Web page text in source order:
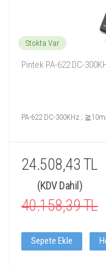
Stokta Var
Pintek PA-622 DC-
PA-622 DC-300KHz ;
24.508,43 TL
(KDV Dahil)
40.158,39 TL
Sepete Ekle